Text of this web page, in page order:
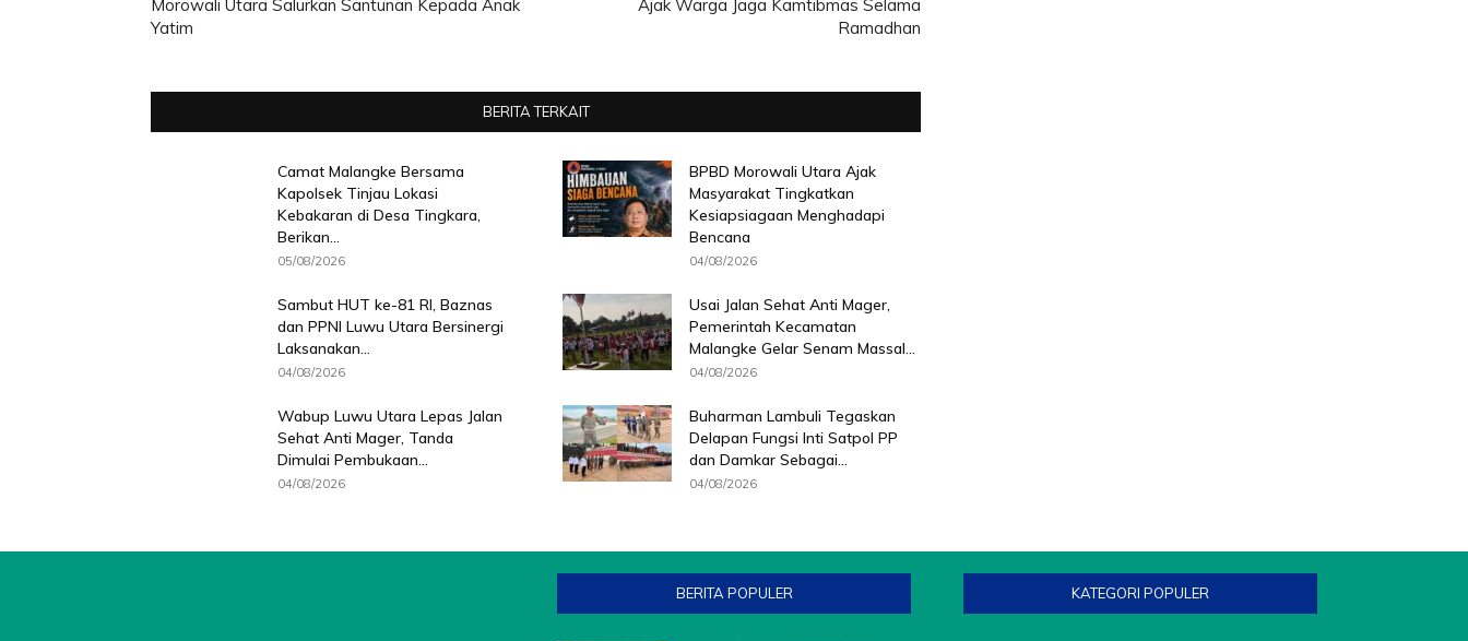
Morowali Utara Salurkan Santunan Kepada Anak
Yatim
Ajak Warga Jaga Kamtibmas Selama
Ramadhan
BERITA TERKAIT
Camat Malangke Bersama
Kapolsek Tinjau Lokasi
Kebakaran di Desa Tingkara,
Berikan...
05/08/2026
BPBD Morowali Utara Ajak
Masyarakat Tingkatkan
Kesiapsiagaan Menghadapi
Bencana
04/08/2026
Sambut HUT ke-81 RI, Baznas
dan PPNI Luwu Utara Bersinergi
Laksanakan...
04/08/2026
Usai Jalan Sehat Anti Mager,
Pemerintah Kecamatan
Malangke Gelar Senam Massal...
04/08/2026
Wabup Luwu Utara Lepas Jalan
Sehat Anti Mager, Tanda
Dimulai Pembukaan...
04/08/2026
Buharman Lambuli Tegaskan
Delapan Fungsi Inti Satpol PP
dan Damkar Sebagai...
04/08/2026
BERITA POPULER KATEGORI POPULER